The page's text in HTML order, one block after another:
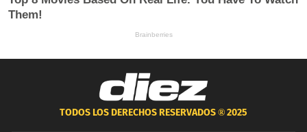
TODOS LOS DERECHOS RESERVADOS ®2025